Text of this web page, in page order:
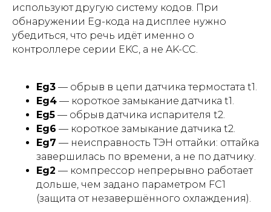
используют другую систему кодов. При
обнаружении Eg-кода на дисплее нужно
убедиться, что речь идёт именно о
контроллере серии EKC, а не AK-CC.
Eg3 — обрыв в цепи датчика термостата t1.
Eg4 — короткое замыкание датчика t1.
Eg5 — обрыв датчика испарителя t2.
Eg6 — короткое замыкание датчика t2.
Eg7 — неисправность ТЭН оттайки: оттайка
завершилась по времени, а не по датчику.
Eg2 — компрессор непрерывно работает
дольше, чем задано параметром FC1
(защита от незавершённого охлаждения).